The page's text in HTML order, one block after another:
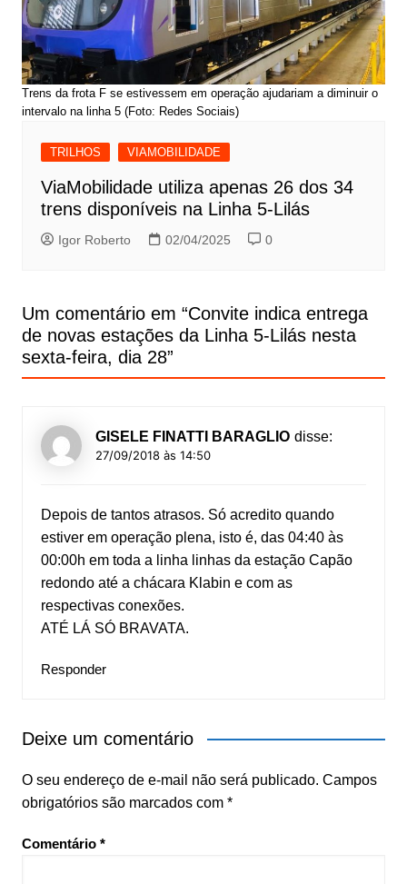
Trens da frota F se estivessem em operação ajudariam a diminuir o
intervalo na linha 5 (Foto: Redes Sociais)
TRILHOS VIAMOBILIDADE
ViaMobilidade utiliza apenas 26 dos 34
trens disponíveis na Linha 5-Lilás
Igor Roberto 02/04/2025 0
Um comentário em “Convite indica entrega
de novas estações da Linha 5-Lilás nesta
sexta-feira, dia 28”
GISELE FINATTI BARAGLIO disse:
27/09/2018 às 14:50
Depois de tantos atrasos. Só acredito quando
estiver em operação plena, isto é, das 04:40 às
00:00h em toda a linha linhas da estação Capão
redondo até a chácara Klabin e com as
respectivas conexões.
ATÉ LÁ SÓ BRAVATA.
Responder
Deixe um comentário
O seu endereço de e-mail não será publicado. Campos
obrigatórios são marcados com *
Comentário *